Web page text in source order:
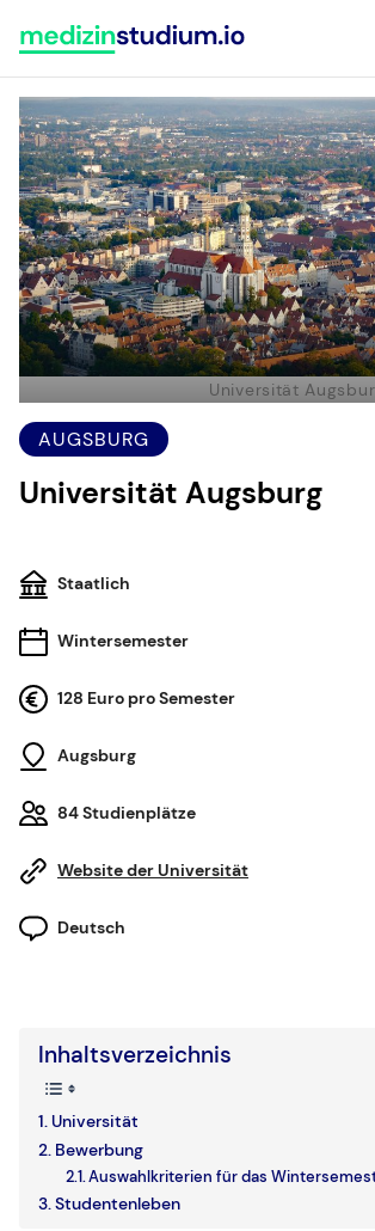
Inhalt
springen
Universität
AUGSBURG
Universität Augsburg
Staatlich
Wintersemester
128 Euro pro Semester
Augsburg
84 Studienplätze
Website der Universität
Deutsch
Inhaltsverzeichnis
Universität
Bewerbung
Auswahlkriterien für das
Studentenleben